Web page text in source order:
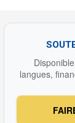
langues,